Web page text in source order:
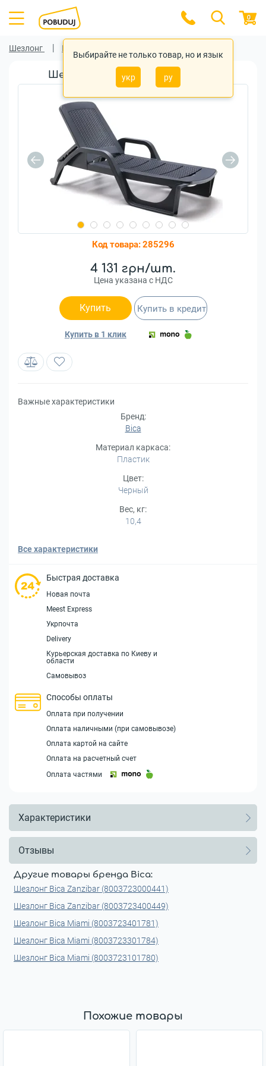
Выбирайте не только товар, но и язык
укр ру
0
Шезлонг Шезлонг Bica
Шезлонг Bica Nilo (8003723401804)
Код товара:285296
4 131 грн/шт.
Цена указана с НДС
Купить
Купить в 1 клик
Купить в кредит
Важные характеристики
Бренд:
Bica
Материал каркаса:
Пластик
Цвет:
Черный
Вес, кг:
10,4
Все характеристики
Быстрая доставка
Новая почта
Meest Express
Укрпочта
Delivery
Курьерская доставка по Киеву и
области
Самовывоз
Способы оплаты
Оплата при получении
Оплата наличными (при самовывозе)
Оплата картой на сайте
Оплата на расчетный счет
Оплата частями
Характеристики
Отзывы
Другие товары бренда Bica:
Шезлонг Bica Zanzibar (8003723000441)
Шезлонг Bica Zanzibar (8003723400449)
Шезлонг Bica Miami (8003723401781)
Шезлонг Bica Miami (8003723301784)
Шезлонг Bica Miami (8003723101780)
Похожие товары